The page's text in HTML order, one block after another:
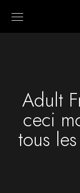
Adult
ceci
tous